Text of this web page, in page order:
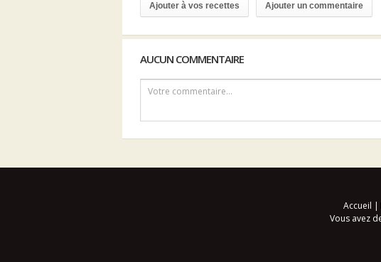
Ajouter à vos recettes Ajouter un commentaire
AUCUN COMMENTAIRE
Votre commentaire...
Accueil |
Vous avez